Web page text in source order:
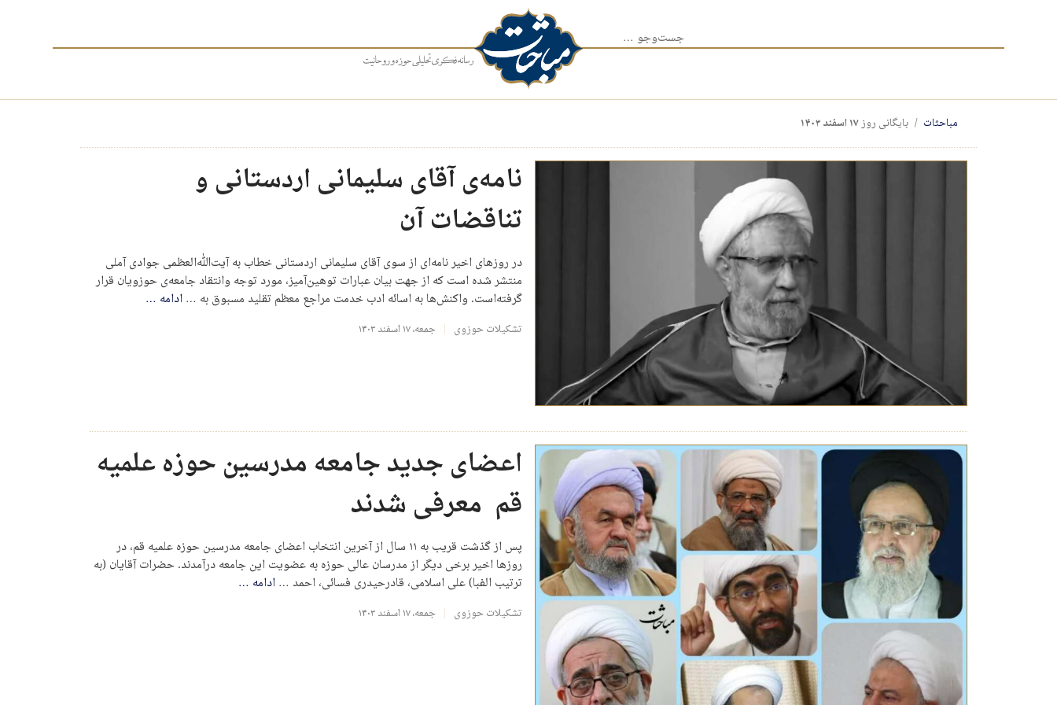
جست‌وجو برای:
مباحثات بایگانی روز۱۷ اسفند ۱۴۰۳
نامه‌ی آقای سلیمانی اردستانی و
تناقضات آن
در روزهای اخیر نامه‌ای از سوی آقای سلیمانی اردستانی خطاب به آیت‌ﷲ‌العظمی جوادی آملی
منتشر شده است که از جهت بیان عبارات توهین‌آمیز، مورد توجه وانتقاد جامعه‌ی حوزویان قرار
گرفته‌است. واکنش‌ها به اسائه ادب خدمت مراجع معظم تقلید مسبوق به …ادامه …
تشکیلات حوزوی جمعه، ۱۷ اسفند ۱۴۰۳
اعضای جدید جامعه مدرسین حوزه علمیه
قم معرفی شدند
پس از گذشت قریب به ۱۱ سال از آخرین انتخاب اعضای جامعه مدرسین حوزه علمیه قم، در
روزها اخیر برخی دیگر از مدرسان عالی حوزه به عضویت این جامعه درآمدند. حضرات آقایان (به
ترتیب الفبا) علی اسلامی، قادرحیدری فسائی، احمد …ادامه …
تشکیلات حوزوی جمعه، ۱۷ اسفند ۱۴۰۳